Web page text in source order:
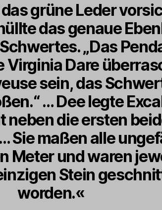
grüne Leder
das genaue
„Das
Virginia Dare
sein, das
… Dee legte
neben die ersten
Sie maßen alle
Meter und waren
Stein
worden.«